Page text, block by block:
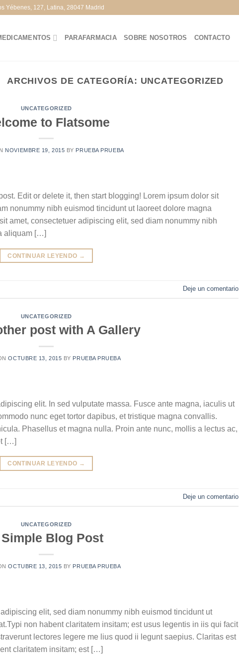
Yébenes, 127, Latina, 28047 Madrid
PARAFARMACIA SOBRE NOSOTROS CONTACTO
ARCHIVOS DE CATEGORÍA: UNCATEGORIZED
UNCATEGORIZED
to Flatsome
NOVIEMBRE 19, 2015 BY PRUEBA PRUEBA
Edit or delete it, then start blogging! Lorem ipsum dolor sit
nonummy nibh euismod tincidunt ut laoreet dolore magna
amet, consectetuer adipiscing elit, sed diam nonummy nibh
aliquam […]
CONTINUAR LEYENDO →
Deje un comentario
UNCATEGORIZED
post with A Gallery
OCTUBRE 13, 2015 BY PRUEBA PRUEBA
elit. In sed vulputate massa. Fusce ante magna, iaculis ut
nunc eget tortor dapibus, et tristique magna convallis.
Phasellus et magna nulla. Proin ante nunc, mollis a lectus ac,
[…]
CONTINUAR LEYENDO →
Deje un comentario
UNCATEGORIZED
Blog Post
OCTUBRE 13, 2015 BY PRUEBA PRUEBA
elit, sed diam nonummy nibh euismod tincidunt ut
non habent claritatem insitam; est usus legentis in iis qui facit
lectores legere me lius quod ii legunt saepius. Claritas est
claritatem insitam; est […]